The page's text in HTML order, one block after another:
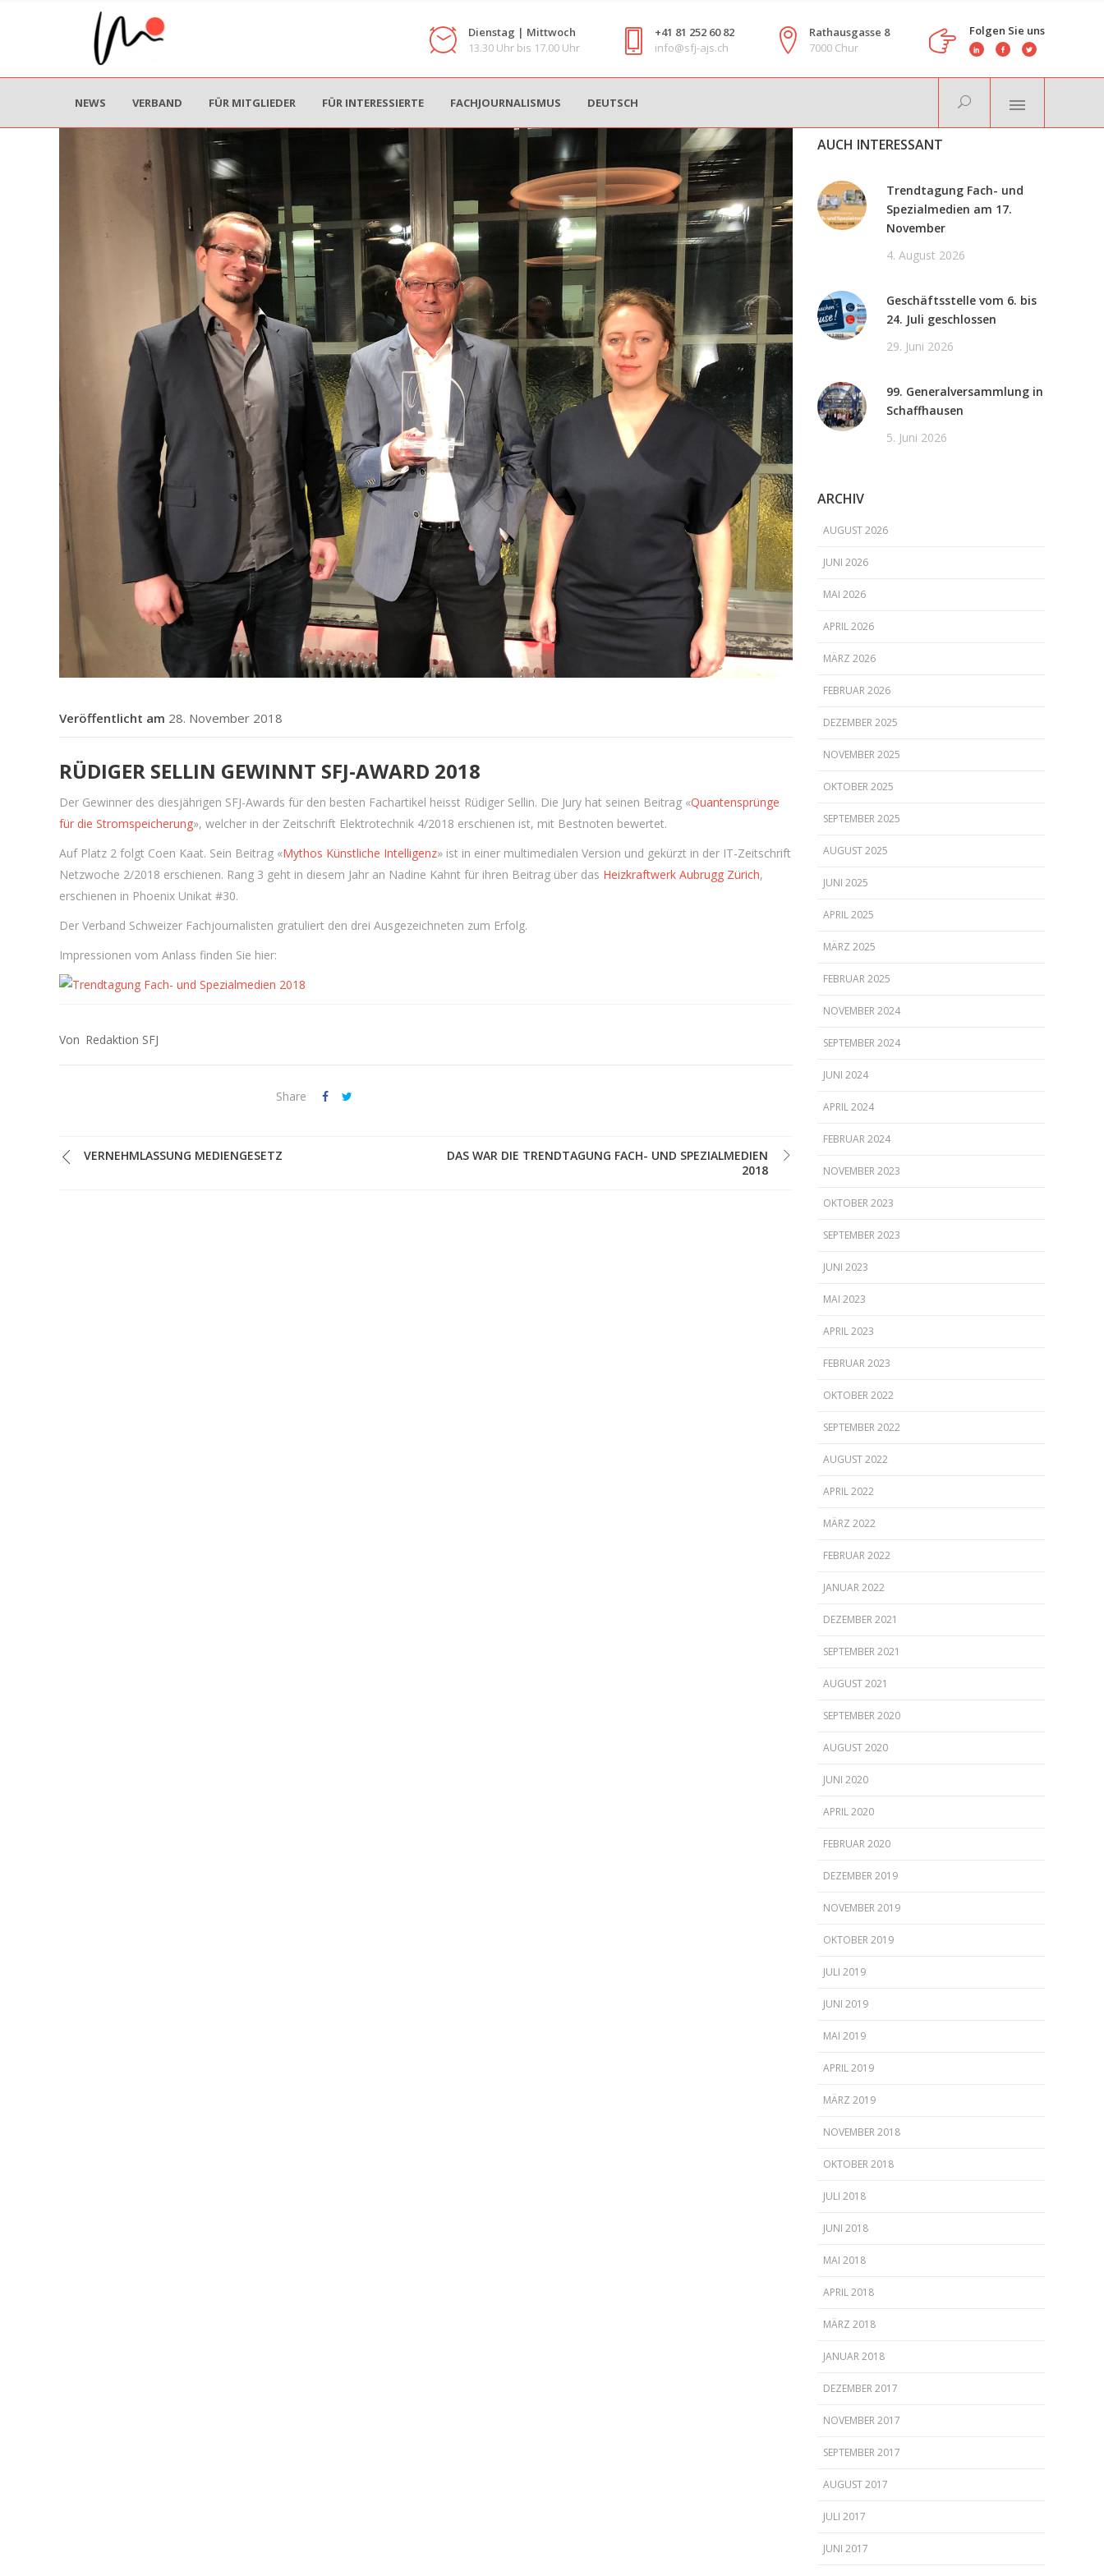
Dienstag | Mittwoch
13.30 Uhr bis 17.00 Uhr
+41 81 252 60 82
info@sfj-ajs.ch
Rathausgasse 8
7000 Chur
Folgen Sie uns
NEWS VERBAND FÜR MITGLIEDER FÜR INTERESSIERTE FACHJOURNALISMUS DEUTSCH
28. November 2018
RÜDIGER SELLIN GEWINNT SFJ-AWARD 2018
Der Gewinner des diesjährigen SFJ-Awards für den besten Fachartikel heisst Rüdiger Sellin. Die Jury hat seinen Beitrag «Quantensprünge
für die Stromspeicherung», welcher in der Zeitschrift Elektrotechnik 4/2018 erschienen ist, mit Bestnoten bewertet.
Auf Platz 2 folgt Coen Kaat. Sein Beitrag «Mythos Künstliche Intelligenz» ist in einer multimedialen Version und gekürzt in der IT-Zeitschrift
Netzwoche 2/2018 erschienen. Rang 3 geht in diesem Jahr an Nadine Kahnt für ihren Beitrag über das Heizkraftwerk Aubrugg Zürich,
erschienen in Phoenix Unikat #30.
Der Verband Schweizer Fachjournalisten gratuliert den drei Ausgezeichneten zum Erfolg.
Impressionen vom Anlass finden Sie hier:
Redaktion SFJ
Share
VERNEHMLASSUNG MEDIENGESETZ
DAS WAR DIE TRENDTAGUNG FACH- UND SPEZIALMEDIEN
2018
AUCH INTERESSANT
Trendtagung Fach- und
Spezialmedien am 17.
November
4. August 2026
Geschäftsstelle vom 6. bis
24. Juli geschlossen
29. Juni 2026
99. Generalversammlung in
Schaffhausen
5. Juni 2026
ARCHIV
AUGUST 2026
JUNI 2026
MAI 2026
APRIL 2026
MÄRZ 2026
FEBRUAR 2026
DEZEMBER 2025
NOVEMBER 2025
OKTOBER 2025
SEPTEMBER 2025
AUGUST 2025
JUNI 2025
APRIL 2025
MÄRZ 2025
FEBRUAR 2025
NOVEMBER 2024
SEPTEMBER 2024
JUNI 2024
APRIL 2024
FEBRUAR 2024
NOVEMBER 2023
OKTOBER 2023
SEPTEMBER 2023
JUNI 2023
MAI 2023
APRIL 2023
FEBRUAR 2023
OKTOBER 2022
SEPTEMBER 2022
AUGUST 2022
APRIL 2022
MÄRZ 2022
FEBRUAR 2022
JANUAR 2022
DEZEMBER 2021
SEPTEMBER 2021
AUGUST 2021
SEPTEMBER 2020
AUGUST 2020
JUNI 2020
APRIL 2020
FEBRUAR 2020
DEZEMBER 2019
NOVEMBER 2019
OKTOBER 2019
JULI 2019
JUNI 2019
MAI 2019
APRIL 2019
MÄRZ 2019
NOVEMBER 2018
OKTOBER 2018
JULI 2018
JUNI 2018
MAI 2018
APRIL 2018
MÄRZ 2018
JANUAR 2018
DEZEMBER 2017
NOVEMBER 2017
SEPTEMBER 2017
AUGUST 2017
JULI 2017
JUNI 2017